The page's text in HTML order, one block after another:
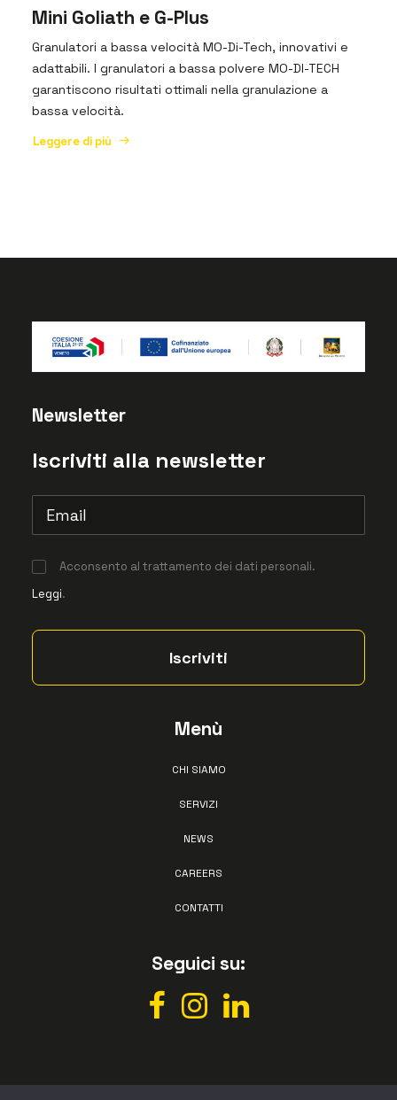
Mini Goliath e G-Plus
Granulatori a bassa velocità MO-Di-Tech, innovativi e
adattabili. I granulatori a bassa polvere MO-DI-TECH
garantiscono risultati ottimali nella granulazione a
bassa velocità.
Leggere di più
Menù
CHI SIAMO
SERVIZI
NEWS
CAREERS
CONTATTI
Newsletter
Iscriviti alla newsletter
Acconsento al trattamento dei dati personali.
Leggi.
Seguici su: